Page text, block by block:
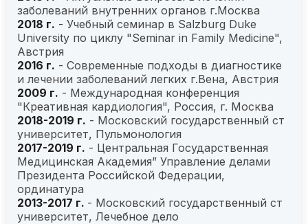
заболеваний внутренних органов г.Москва
2018 г. - Учебный семинар в Salzburg Duke
University по циклу "Seminar in Family Medicine",
Австрия
2016 г. - Современные подходы в диагностике
и лечении заболеваний легких г.Вена, Австрия
2009 г. - Международная конференция
"Креативная кардиология", Россия, г. Москва
2018-2019 г. - Московский государственный ст
университет, Пульмонология
2017-2019 г. - Центральная Государственная
Медицинская Академия” Управление делами
Президента Российской Федерации,
ординатура
2013-2017 г. - Московский государственный ст
университет, Лечебное дело